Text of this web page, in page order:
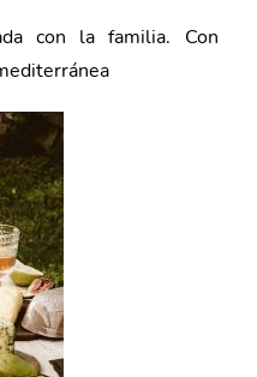
con la familia. Con